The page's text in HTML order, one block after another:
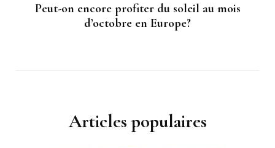
Peut-on encore profiter du soleil au mois
d’octobre en Europe?
Articles populaires